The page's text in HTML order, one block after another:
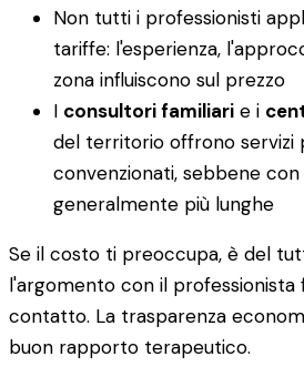
Non tutti i professionisti
tariffe: l'esperienza,
zona influiscono sul prezzo
I consultori familiari e i
del territorio offrono servizi
convenzionati, sebbene
generalmente più lunghe
Se il costo ti preoccupa, è del
l'argomento con il professionista
contatto. La trasparenza
buon rapporto terapeutico.